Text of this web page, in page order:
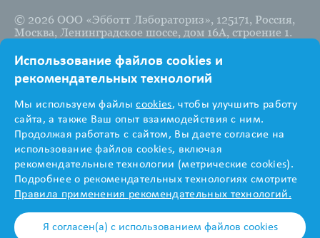
© 2026 ООО «Эбботт Лэбораториз», 125171, Россия,
Москва, Ленинградское шоссе, дом 16А, строение 1.
Информация
предназначена для
медицинских и
фармацевтических
работников
Использование файлов cookies и
рекомендательных технологий
Мы используем файлыcookies, чтобы улучшить работу
сайта, а также Ваш опыт взаимодействия с ним.
Продолжая работать с сайтом, Вы даете согласие на
использование файлов cookies, включая
рекомендательные технологии (метрические cookies).
Подробнее о рекомендательных технологиях смотрите
Правила применения рекомендательных технологий.
Я согласен(а) с использованием файлов cookies